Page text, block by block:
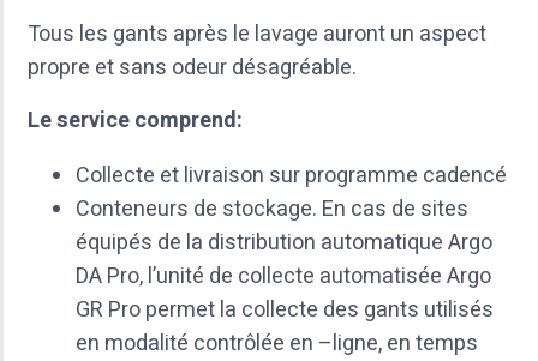
Tous les gants après le lavage auront un aspect
propre et sans odeur désagréable.
Le service comprend:
Collecte et livraison sur programme cadencé
Conteneurs de stockage. En cas de sites
équipés de la distribution automatique Argo
DA Pro, l’unité de collecte automatisée Argo
GR Pro permet la collecte des gants utilisés
en modalité contrôlée en –ligne, en temps